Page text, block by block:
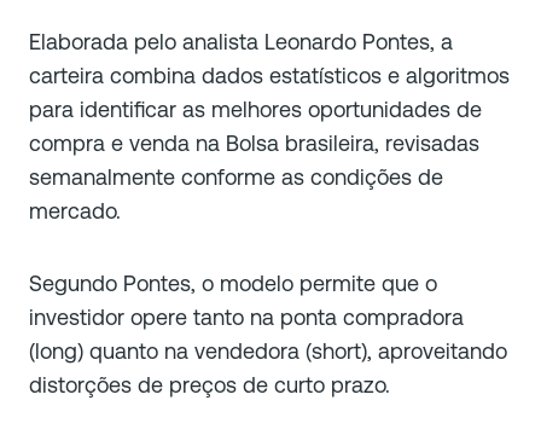
Elaborada pelo analista Leonardo Pontes, a
carteira combina dados estatísticos e algoritmos
para identificar as melhores oportunidades de
compra e venda na Bolsa brasileira, revisadas
semanalmente conforme as condições de
mercado.
Segundo Pontes, o modelo permite que o
investidor opere tanto na ponta compradora
(long) quanto na vendedora (short), aproveitando
distorções de preços de curto prazo.